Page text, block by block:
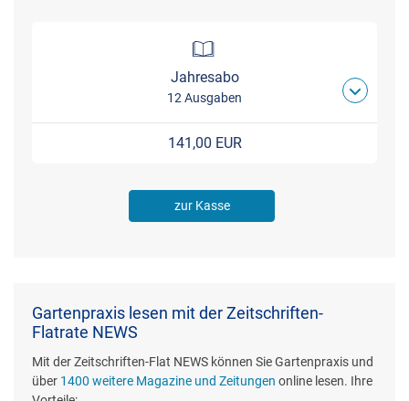
Jahresabo
12 Ausgaben
141,00 EUR
zur Kasse
Gartenpraxis lesen mit der Zeitschriften-
Flatrate NEWS
Mit der Zeitschriften-Flat NEWS können Sie Gartenpraxis und
über 1400 weitere Magazine und Zeitungen online lesen. Ihre